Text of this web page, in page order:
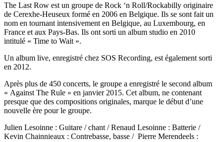
The Last Row est un groupe de Rock ‘n Roll/Rockabilly originaire
de Cerexhe-Heuseux formé en 2006 en Belgique. Ils se sont fait un
nom en tournant intensivement en Belgique, au Luxembourg, en
France et aux Pays-Bas. Ils ont sorti un album studio en 2010
intitulé « Time to Wait ».
Un album live, enregistré chez SOS Recording, est également sorti
en 2012.
Après plus de 450 concerts, le groupe a enregistré le second album
« Against The Rule » en janvier 2015. Cet album, ne contenant
presque que des compositions originales, marque le début d’une
nouvelle ère pour le groupe.
Julien Lesoinne : Guitare / chant / Renaud Lesoinne : Batterie /
Kevin Chainnieaux : Contrebasse, basse / Pierre Merendeels :